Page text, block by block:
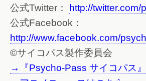
公式Twitter：
http://
公式Facebook：
http://www.facebook.com/
©サイコパス製作委員会
→『Psycho-Pass サイコパス